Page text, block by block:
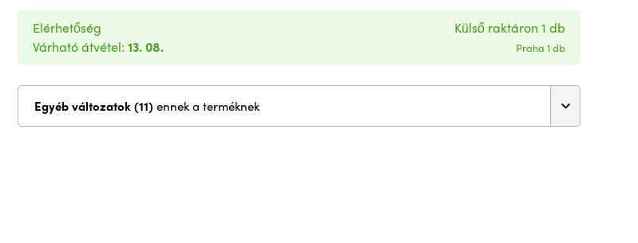
Elérhetőség
Várható átvétel: 13. 08.
Külső raktáron 1 db
Praha 1 db
Egyéb változatok (11) ennek a terméknek